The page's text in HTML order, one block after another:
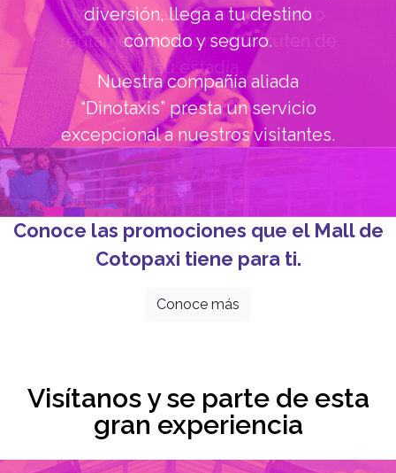
Maltería Plaza. Conoce nuestro
reglamento (botón) y disfruten de
su estadía.
Conoce las promociones que el Mall de
Cotopaxi tiene para ti.
Conoce más
Visítanos y se parte de esta
gran experiencia